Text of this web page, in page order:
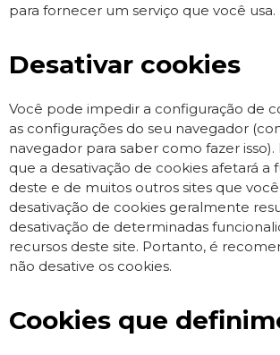
​​para fornecer um serviço que você usa.
Desativar cookies
Você pode impedir a configuração de
as configurações do seu navegador
navegador para saber como fazer
que a desativação de cookies afetará a
deste e de muitos outros sites que você
desativação de cookies geralmente
desativação de determinadas
recursos deste site. Portanto, é
não desative os cookies.
Cookies que